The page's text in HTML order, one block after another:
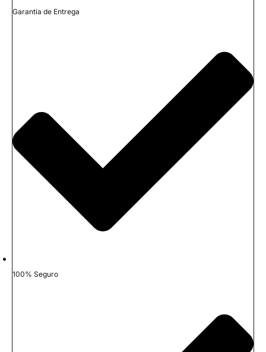
Garantia de Entrega
100% Seguro